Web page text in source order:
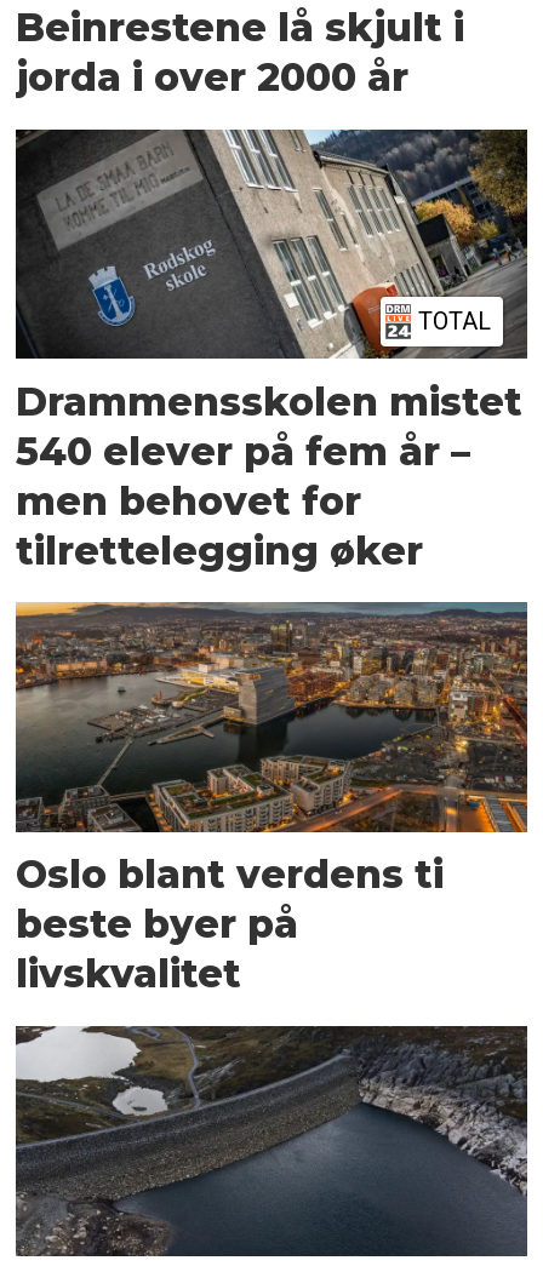
Beinrestene lå skjult i
jorda i over 2000 år
TOTAL
Drammensskolen mistet
540 elever på fem år –
men behovet for
tilrettelegging øker
Oslo blant verdens ti
beste byer på
livskvalitet